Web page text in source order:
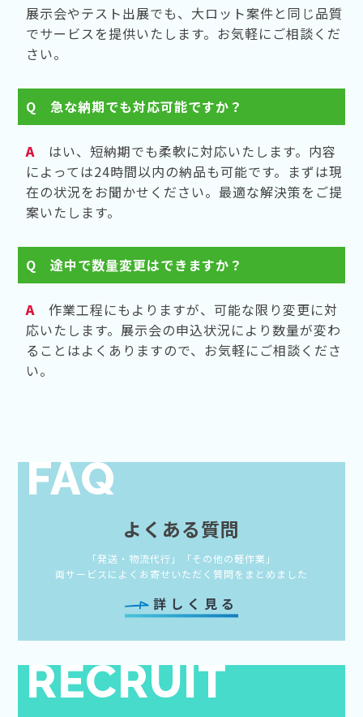
展示会やテスト出展でも、大ロット案件と同じ品質
でサービスを提供いたします。お気軽にご相談くだ
さい。
Q 急な納期でも対応可能ですか？
A はい、短納期でも柔軟に対応いたします。内容
によっては24時間以内の納品も可能です。まずは現
在の状況をお聞かせください。最適な解決策をご提
案いたします。
Q 途中で数量変更はできますか？
A 作業工程にもよりますが、可能な限り変更に対
応いたします。展示会の申込状況により数量が変わ
ることはよくありますので、お気軽にご相談くださ
い。
FAQ
よくある質問
「発送・物流代行」「その他の軽作業」
両サービスによくお寄せいただく質問をまとめました
詳しく見る
RECRUIT